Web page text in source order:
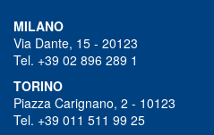
MILANO
Via Dante, 15 - 20123
Tel. +39 02 896 289 1
TORINO
Piazza Carignano, 2 - 10123
Tel. +39 011 511 99 25